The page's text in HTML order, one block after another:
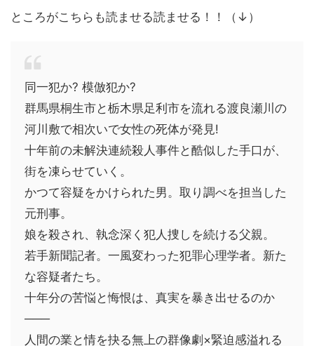
ところがこちらも読ませる読ませる！！（↓）
同一犯か? 模倣犯か?
群馬県桐生市と栃木県足利市を流れる渡良瀬川の
河川敷で相次いで女性の死体が発見!
十年前の未解決連続殺人事件と酷似した手口が、
街を凍らせていく。
かつて容疑をかけられた男。取り調べを担当した
元刑事。
娘を殺され、執念深く犯人捜しを続ける父親。
若手新聞記者。一風変わった犯罪心理学者。新た
な容疑者たち。
十年分の苦悩と悔恨は、真実を暴き出せるのか
───
人間の業と情を抉る無上の群像劇×緊迫感溢れる